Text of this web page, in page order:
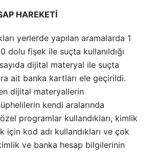
HAREKETİ
yerlerde yapılan aramalarda 1
dolu fişek ile suçta kullanıldığı
dijital materyal ile suçta
ait banka kartları ele geçirildi.
dijital materyallerin
kendi aralarında
programlar kullandıkları, kimlik
için kod adı kullandıkları ve çok
ve banka hesap bilgilerinin